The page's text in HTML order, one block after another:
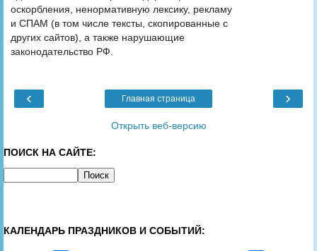
оскорбления, ненормативную лексику, рекламу
и СПАМ (в том числе тексты, скопированные с
других сайтов), а также нарушающие
законодательство РФ.
‹ ›
Главная страница
Открыть веб-версию
ПОИСК НА САЙТЕ:
КАЛЕНДАРЬ ПРАЗДНИКОВ И СОБЫТИЙ: